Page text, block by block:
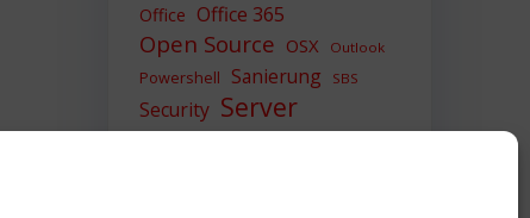
Office Office 365
Open Source OSX Outlook
Powershell Sanierung SBS
Security Server
Sicherheit SIEM